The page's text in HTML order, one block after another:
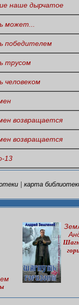
наше дырчатое
может...
победителем
трусом
человеком
возвращается
возвращается
13
| карта